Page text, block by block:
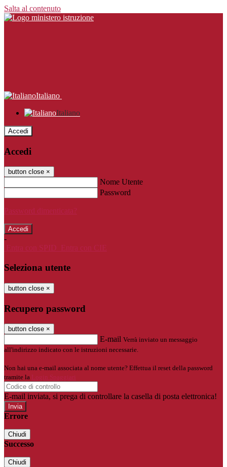
Salta al contenuto
Italiano
Italiano
Accedi
Accedi
button close ×
Nome Utente
Password
Password dimenticata?
-
Entra con SPID
Entra con CIE
Seleziona utente
button close ×
Recupero password
button close ×
E-mail Verrà inviato un messaggio
all'indirizzo indicato con le istruzioni necessarie.
Non hai una e-mail associata al nome utente? Effettua il reset della password
tramite la
Login Spaggiari
E-mail inviata, si prega di controllare la casella di posta elettronica!
Errore
Chiudi
Successo
Chiudi